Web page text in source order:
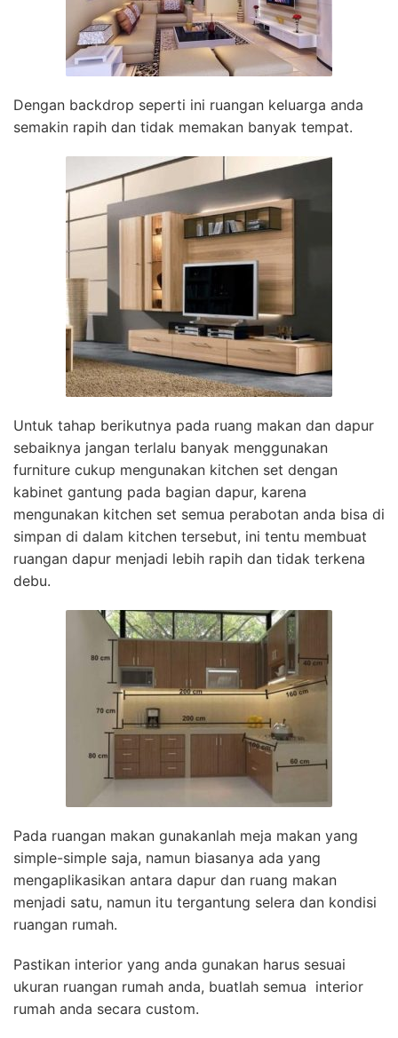
Dengan backdrop seperti ini ruangan keluarga anda
semakin rapih dan tidak memakan banyak tempat.
Untuk tahap berikutnya pada ruang makan dan dapur
sebaiknya jangan terlalu banyak menggunakan
furniture cukup mengunakan kitchen set dengan
kabinet gantung pada bagian dapur, karena
mengunakan kitchen set semua perabotan anda bisa di
simpan di dalam kitchen tersebut, ini tentu membuat
ruangan dapur menjadi lebih rapih dan tidak terkena
debu.
Pada ruangan makan gunakanlah meja makan yang
simple-simple saja, namun biasanya ada yang
mengaplikasikan antara dapur dan ruang makan
menjadi satu, namun itu tergantung selera dan kondisi
ruangan rumah.
Pastikan interior yang anda gunakan harus sesuai
ukuran ruangan rumah anda, buatlah semua interior
rumah anda secara custom.